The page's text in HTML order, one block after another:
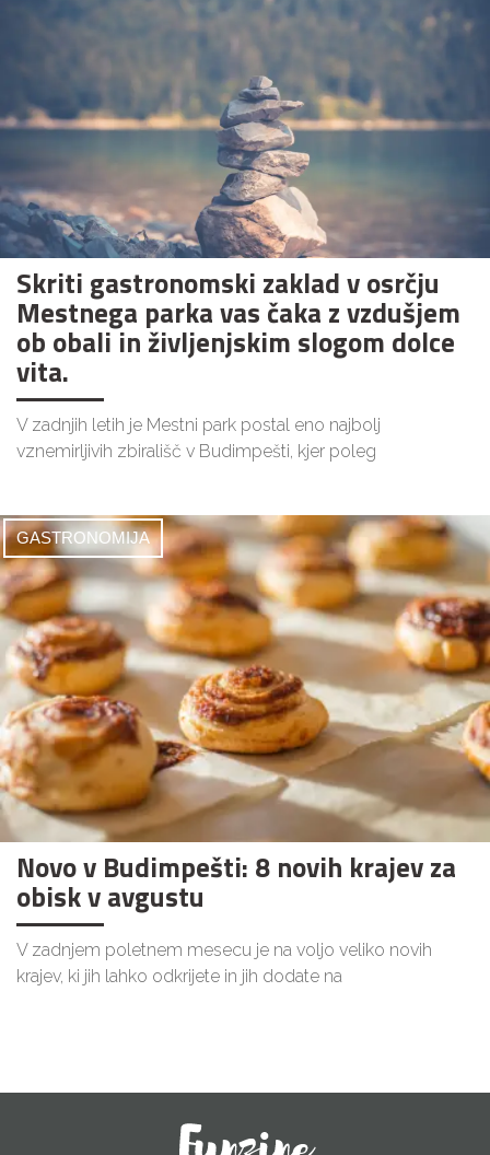
Skriti gastronomski zaklad v osrčju
Mestnega parka vas čaka z vzdušjem
ob obali in življenjskim slogom dolce
vita.
V zadnjih letih je Mestni park postal eno najbolj
vznemirljivih zbirališč v Budimpešti, kjer poleg
GASTRONOMIJA
Novo v Budimpešti: 8 novih krajev za
obisk v avgustu
V zadnjem poletnem mesecu je na voljo veliko novih
krajev, ki jih lahko odkrijete in jih dodate na